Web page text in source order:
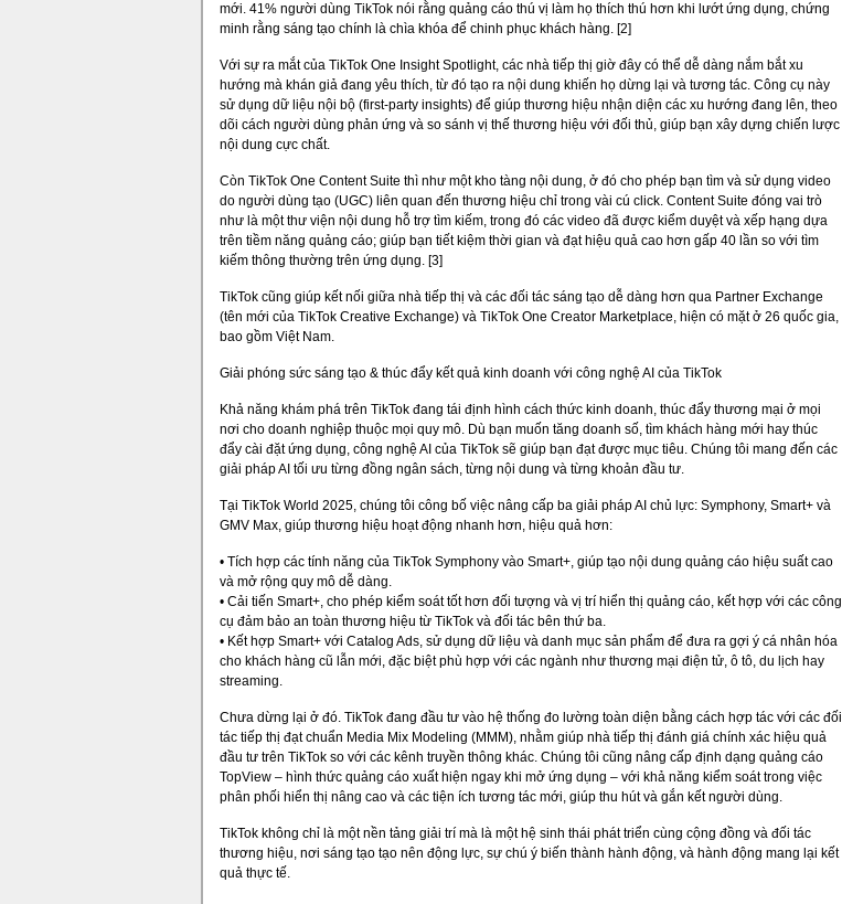
mới. 41% người dùng TikTok nói rằng quảng cáo thú vị làm họ thích thú hơn khi lướt ứng dụng, chứng
minh rằng sáng tạo chính là chìa khóa để chinh phục khách hàng. [2]
Với sự ra mắt của TikTok One Insight Spotlight, các nhà tiếp thị giờ đây có thể dễ dàng nắm bắt xu
hướng mà khán giả đang yêu thích, từ đó tạo ra nội dung khiến họ dừng lại và tương tác. Công cụ này
sử dụng dữ liệu nội bộ (first-party insights) để giúp thương hiệu nhận diện các xu hướng đang lên, theo
dõi cách người dùng phản ứng và so sánh vị thế thương hiệu với đối thủ, giúp bạn xây dựng chiến lược
nội dung cực chất.
Còn TikTok One Content Suite thì như một kho tàng nội dung, ở đó cho phép bạn tìm và sử dụng video
do người dùng tạo (UGC) liên quan đến thương hiệu chỉ trong vài cú click. Content Suite đóng vai trò
như là một thư viện nội dung hỗ trợ tìm kiếm, trong đó các video đã được kiểm duyệt và xếp hạng dựa
trên tiềm năng quảng cáo; giúp bạn tiết kiệm thời gian và đạt hiệu quả cao hơn gấp 40 lần so với tìm
kiếm thông thường trên ứng dụng. [3]
TikTok cũng giúp kết nối giữa nhà tiếp thị và các đối tác sáng tạo dễ dàng hơn qua Partner Exchange
(tên mới của TikTok Creative Exchange) và TikTok One Creator Marketplace, hiện có mặt ở 26 quốc gia,
bao gồm Việt Nam.
Giải phóng sức sáng tạo & thúc đẩy kết quả kinh doanh với công nghệ AI của TikTok
Khả năng khám phá trên TikTok đang tái định hình cách thức kinh doanh, thúc đẩy thương mại ở mọi
nơi cho doanh nghiệp thuộc mọi quy mô. Dù bạn muốn tăng doanh số, tìm khách hàng mới hay thúc
đẩy cài đặt ứng dụng, công nghệ AI của TikTok sẽ giúp bạn đạt được mục tiêu. Chúng tôi mang đến các
giải pháp AI tối ưu từng đồng ngân sách, từng nội dung và từng khoản đầu tư.
Tại TikTok World 2025, chúng tôi công bố việc nâng cấp ba giải pháp AI chủ lực: Symphony, Smart+ và
GMV Max, giúp thương hiệu hoạt động nhanh hơn, hiệu quả hơn:
• Tích hợp các tính năng của TikTok Symphony vào Smart+, giúp tạo nội dung quảng cáo hiệu suất cao
và mở rộng quy mô dễ dàng.
• Cải tiến Smart+, cho phép kiểm soát tốt hơn đối tượng và vị trí hiển thị quảng cáo, kết hợp với các công
cụ đảm bảo an toàn thương hiệu từ TikTok và đối tác bên thứ ba.
• Kết hợp Smart+ với Catalog Ads, sử dụng dữ liệu và danh mục sản phẩm để đưa ra gợi ý cá nhân hóa
cho khách hàng cũ lẫn mới, đặc biệt phù hợp với các ngành như thương mại điện tử, ô tô, du lịch hay
streaming.
Chưa dừng lại ở đó. TikTok đang đầu tư vào hệ thống đo lường toàn diện bằng cách hợp tác với các đối
tác tiếp thị đạt chuẩn Media Mix Modeling (MMM), nhằm giúp nhà tiếp thị đánh giá chính xác hiệu quả
đầu tư trên TikTok so với các kênh truyền thông khác. Chúng tôi cũng nâng cấp định dạng quảng cáo
TopView – hình thức quảng cáo xuất hiện ngay khi mở ứng dụng – với khả năng kiểm soát trong việc
phân phối hiển thị nâng cao và các tiện ích tương tác mới, giúp thu hút và gắn kết người dùng.
TikTok không chỉ là một nền tảng giải trí mà là một hệ sinh thái phát triển cùng cộng đồng và đối tác
thương hiệu, nơi sáng tạo tạo nên động lực, sự chú ý biến thành hành động, và hành động mang lại kết
quả thực tế.